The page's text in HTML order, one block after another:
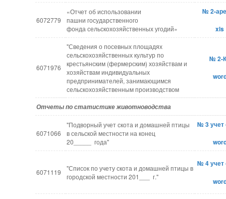
6072779
«Отчет об использовании
пашни государственного
фонда сельскохозяйственных угодий»
№ 2-
xls
6071976
"Сведения о посевных площадях
сельскохозяйственных культур по
крестьянским (фермерским) хозяйствам и
хозяйствам индивидуальных
предпринимателей, занимающимся
сельскохозяйственным производством
№ 2-
Отчеты по статистике животноводства
6071066
"Подворный учет скота и домашней птицы
в сельской местности на конец
20_____ года"
№ 3 учет
6071119
"Список по учету скота и домашней птицы в
городской местности 201___ г."
№ 4 учет